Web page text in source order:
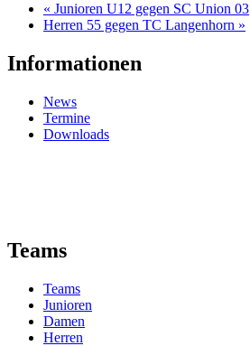
« Junioren U12 gegen SC Union 03
Herren 55 gegen TC Langenhorn »
Informationen
News
Termine
Downloads
Teams
Teams
Junioren
Damen
Herren